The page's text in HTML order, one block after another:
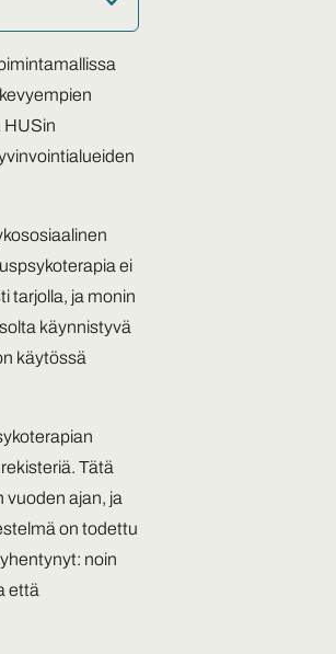
HUSin
ei
tarjolla, ja monin
käynnistyvä
käytössä
Tätä
vuoden ajan, ja
on todettu
noin
että